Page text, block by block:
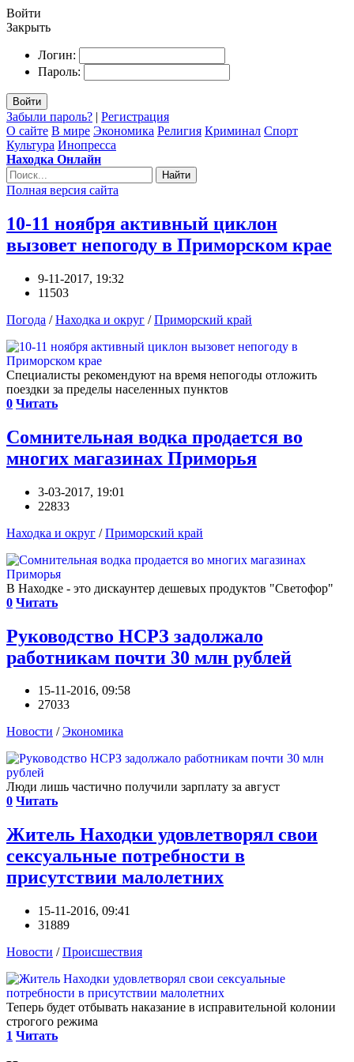
Войти
Закрыть
Логин:
Пароль:
Войти
Забыли пароль? | Регистрация
О сайте В мире Экономика Религия Криминал Спорт
Культура Инопресса
Находка Онлайн
Найти
Полная версия сайта
10-11 ноября активный циклон
вызовет непогоду в Приморском крае
9-11-2017, 19:32
11503
Погода /Находка и округ /Приморский край
Специалисты рекомендуют на время непогоды отложить
поездки за пределы населенных пунктов
0 Читать
Сомнительная водка продается во
многих магазинах Приморья
3-03-2017, 19:01
22833
Находка и округ /Приморский край
В Находке - это дискаунтер дешевых продуктов "Светофор"
0 Читать
Руководство НСРЗ задолжало
работникам почти 30 млн рублей
15-11-2016, 09:58
27033
Новости /Экономика
Люди лишь частично получили зарплату за август
0 Читать
Житель Находки удовлетворял свои
сексуальные потребности в
присутствии малолетних
15-11-2016, 09:41
31889
Новости /Происшествия
Теперь будет отбывать наказание в исправительной колонии
строгого режима
1 Читать